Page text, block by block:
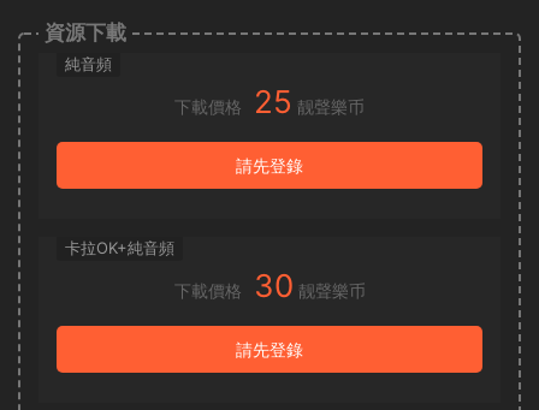
資源下載
純音頻
下載價格 25 靓聲樂币
請先登錄
卡拉OK+純音頻
下載價格 30 靓聲樂币
請先登錄